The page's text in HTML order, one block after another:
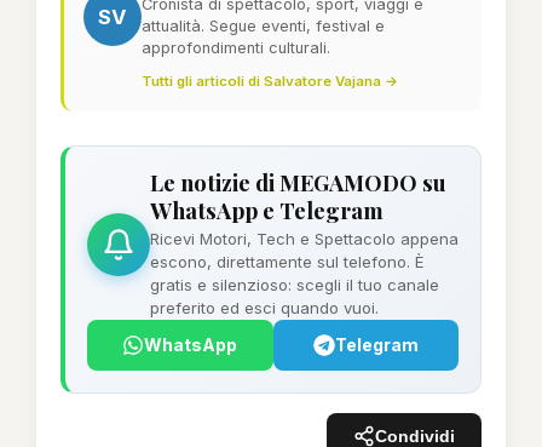
SV
Cronista di spettacolo, sport, viaggi e
attualità. Segue eventi, festival e
approfondimenti culturali.
Tutti gli articoli di Salvatore Vajana →
Le notizie di MEGAMODO su
WhatsApp e Telegram
Ricevi Motori, Tech e Spettacolo appena
escono, direttamente sul telefono. È
gratis e silenzioso: scegli il tuo canale
preferito ed esci quando vuoi.
WhatsApp Telegram
Condividi